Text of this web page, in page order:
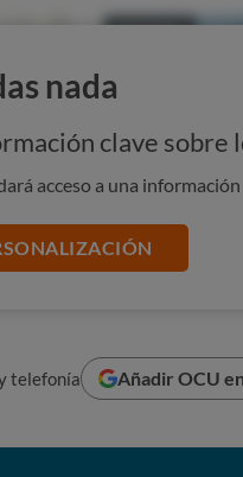
de conocer los
nada
clave sobre
acceso a una información
telefonía Añadir OCU